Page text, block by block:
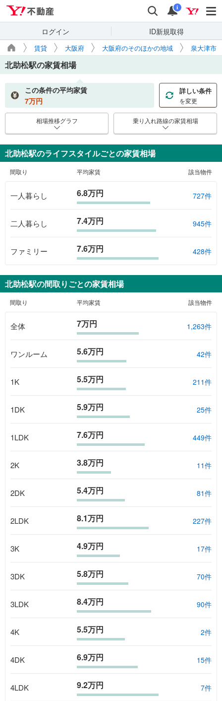
検索 通知
i
ログイン ID新規取得
賃貸 大阪府 大阪府のそのほかの地域 泉大津市
北助松駅の家賃相場
この条件の平均家賃
7万円
詳しい条件
を変更
相場推移グラフ 乗り入れ路線の家賃相場
北助松駅のライフスタイルごとの家賃相場
間取り 平均家賃 該当物件
一人暮らし 6.8万円 727件
二人暮らし 7.4万円 945件
ファミリー 7.6万円 428件
北助松駅の間取りごとの家賃相場
間取り 平均家賃 該当物件
全体 7万円 1,263件
ワンルーム 5.6万円 42件
1K 5.5万円 211件
1DK 5.9万円 25件
1LDK 7.6万円 449件
2K 3.8万円 11件
2DK 5.4万円 81件
2LDK 8.1万円 227件
3K 4.9万円 17件
3DK 5.8万円 70件
3LDK 8.4万円 90件
4K 5.5万円 2件
4DK 6.9万円 15件
4LDK 9.2万円 7件